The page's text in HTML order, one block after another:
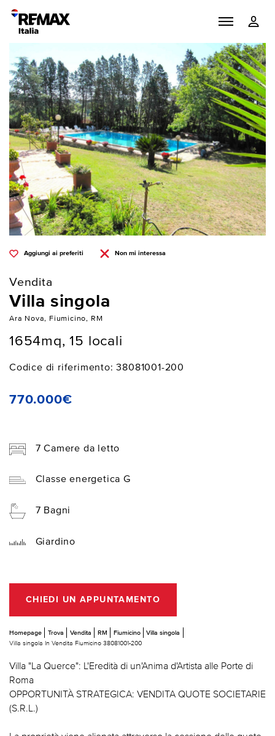
Aggiungi ai preferiti Non mi interessa
Vendita
Villa singola
Ara Nova, Fiumicino, RM
1654mq, 15 locali
Codice di riferimento: 38081001-200
770.000€
7 Camere da letto
Classe energetica G
7 Bagni
Giardino
CHIEDI UN APPUNTAMENTO
Homepage Trova Vendita RM Fiumicino
Villa singola
Villa singola In Vendita Fiumicino 38081001-200
Villa "La Querce": L'Eredità di un'Anima d'Artista alle Porte di
Roma
OPPORTUNITÀ STRATEGICA: VENDITA QUOTE SOCIETARIE
(S.R.L.)